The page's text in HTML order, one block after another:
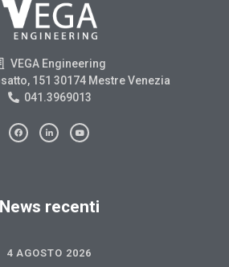
VEGA Engineering
151 30174 Mestre Venezia
041.3969013
News recenti
4 AGOSTO 2026